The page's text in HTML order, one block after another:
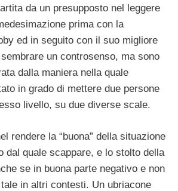
da un presupposto nel leggere
prima con la
ed in seguito con il suo migliore
un controsenso, ma sono
dalla maniera nella quale
in grado di mettere due persone
livello, su due diverse scale.
rendere la “buona” della situazione
dal quale scappare, e lo stolto della
se in buona parte negativo e non
in altri contesti. Un ubriacone